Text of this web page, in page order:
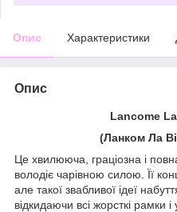
Опис Характеристики
Опис
Lancome
(Ланком Ла
Це хвилююча, граціозна і
володіє чарівною силою. Її
але такої звабливої ідеї
відкидаючи всі жорсткі рамки і